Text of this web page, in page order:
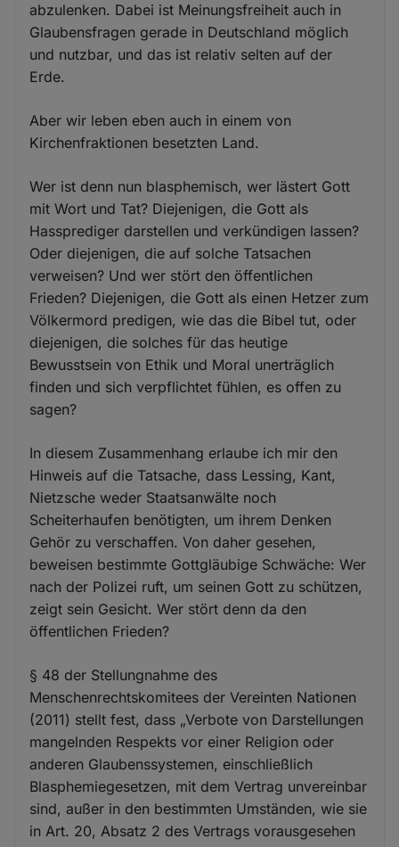
abzulenken. Dabei ist Meinungsfreiheit auch in
Glaubensfragen gerade in Deutschland möglich
und nutzbar, und das ist relativ selten auf der
Erde.
Aber wir leben eben auch in einem von
Kirchenfraktionen besetzten Land.
Wer ist denn nun blasphemisch, wer lästert Gott
mit Wort und Tat? Diejenigen, die Gott als
Hassprediger darstellen und verkündigen lassen?
Oder diejenigen, die auf solche Tatsachen
verweisen? Und wer stört den öffentlichen
Frieden? Diejenigen, die Gott als einen Hetzer zum
Völkermord predigen, wie das die Bibel tut, oder
diejenigen, die solches für das heutige
Bewusstsein von Ethik und Moral unerträglich
finden und sich verpflichtet fühlen, es offen zu
sagen?
In diesem Zusammenhang erlaube ich mir den
Hinweis auf die Tatsache, dass Lessing, Kant,
Nietzsche weder Staatsanwälte noch
Scheiterhaufen benötigten, um ihrem Denken
Gehör zu verschaffen. Von daher gesehen,
beweisen bestimmte Gottgläubige Schwäche: Wer
nach der Polizei ruft, um seinen Gott zu schützen,
zeigt sein Gesicht. Wer stört denn da den
öffentlichen Frieden?
§ 48 der Stellungnahme des
Menschenrechtskomitees der Vereinten Nationen
(2011) stellt fest, dass „Verbote von Darstellungen
mangelnden Respekts vor einer Religion oder
anderen Glaubenssystemen, einschließlich
Blasphemiegesetzen, mit dem Vertrag unvereinbar
sind, außer in den bestimmten Umständen, wie sie
in Art. 20, Absatz 2 des Vertrags vorausgesehen